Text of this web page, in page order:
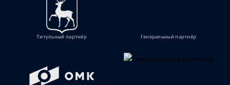
Титульный партнёр Генеральный партнёр